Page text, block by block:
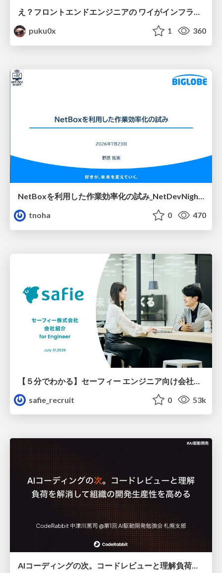
puku0x
1 360
NetBoxを利用した作業効率化の試み_NetDevNight4
tnoha
0 470
safie_recruit
0 53k
AIコーディングの次。コードレビューと理解負荷を解消して組織の開発生産性を高める